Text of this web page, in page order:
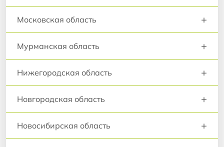
Московская область +
Мурманская область +
Нижегородская область +
Новгородская область +
Новосибирская область +